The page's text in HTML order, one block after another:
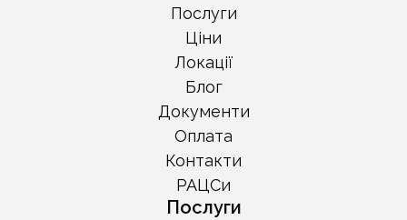
Послуги
Ціни
Локації
Блог
Документи
Оплата
Контакти
РАЦСи
Послуги